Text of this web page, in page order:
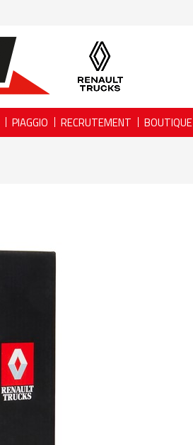
PIAGGIO RECRUTEMENT BOUTIQUE